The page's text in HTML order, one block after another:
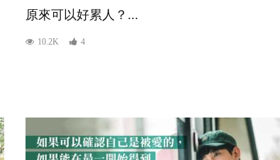
原來可以好累人？...
10.2K 4